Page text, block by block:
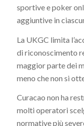
sportive e poker
aggiuntive in
La UKGC limita
di riconoscimento
maggior parte dei
meno che non si
Curacao non ha
molti operatori
normative più